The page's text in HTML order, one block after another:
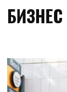
БИЗНЕС